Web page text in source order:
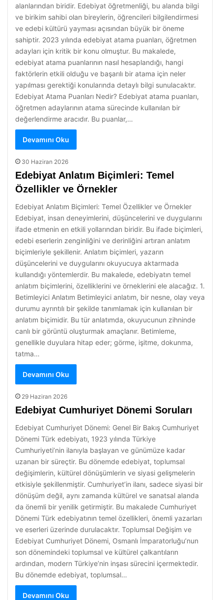
alanlarından biridir. Edebiyat öğretmenliği, bu alanda bilgi
ve birikim sahibi olan bireylerin, öğrencileri bilgilendirmesi
ve edebi kültürü yayması açısından büyük bir öneme
sahiptir. 2023 yılında edebiyat atama puanları, öğretmen
adayları için kritik bir konu olmuştur. Bu makalede,
edebiyat atama puanlarının nasıl hesaplandığı, hangi
faktörlerin etkili olduğu ve başarılı bir atama için neler
yapılması gerektiği konularında detaylı bilgi sunulacaktır.
Edebiyat Atama Puanları Nedir? Edebiyat atama puanları,
öğretmen adaylarının atama sürecinde kullanılan bir
değerlendirme aracıdır. Bu puanlar,…
Devamını Oku
30 Haziran 2026
Edebiyat Anlatım Biçimleri: Temel
Özellikler ve Örnekler
Edebiyat Anlatım Biçimleri: Temel Özellikler ve Örnekler
Edebiyat, insan deneyimlerini, düşüncelerini ve duygularını
ifade etmenin en etkili yollarından biridir. Bu ifade biçimleri,
edebi eserlerin zenginliğini ve derinliğini artıran anlatım
biçimleriyle şekillenir. Anlatım biçimleri, yazarın
düşüncelerini ve duygularını okuyucuya aktarmada
kullandığı yöntemlerdir. Bu makalede, edebiyatın temel
anlatım biçimlerini, özelliklerini ve örneklerini ele alacağız. 1.
Betimleyici Anlatım Betimleyici anlatım, bir nesne, olay veya
durumu ayrıntılı bir şekilde tanımlamak için kullanılan bir
anlatım biçimidir. Bu tür anlatımda, okuyucunun zihninde
canlı bir görüntü oluşturmak amaçlanır. Betimleme,
genellikle duyulara hitap eder; görme, işitme, dokunma,
tatma…
Devamını Oku
29 Haziran 2026
Edebiyat Cumhuriyet Dönemi Soruları
Edebiyat Cumhuriyet Dönemi: Genel Bir Bakış Cumhuriyet
Dönemi Türk edebiyatı, 1923 yılında Türkiye
Cumhuriyeti’nin ilanıyla başlayan ve günümüze kadar
uzanan bir süreçtir. Bu dönemde edebiyat, toplumsal
değişimlerin, kültürel dönüşümlerin ve siyasi gelişmelerin
etkisiyle şekillenmiştir. Cumhuriyet’in ilanı, sadece siyasi bir
dönüşüm değil, aynı zamanda kültürel ve sanatsal alanda
da önemli bir yenilik getirmiştir. Bu makalede Cumhuriyet
Dönemi Türk edebiyatının temel özellikleri, önemli yazarları
ve eserleri üzerinde durulacaktır. Toplumsal Değişim ve
Edebiyat Cumhuriyet Dönemi, Osmanlı İmparatorluğu’nun
son dönemindeki toplumsal ve kültürel çalkantıların
ardından, modern Türkiye’nin inşası sürecini içermektedir.
Bu dönemde edebiyat, toplumsal…
Devamını Oku